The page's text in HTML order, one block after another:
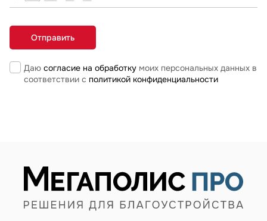
Даю согласие на обработкумоих персональных данных в
соответствии с политикой конфиденциальности